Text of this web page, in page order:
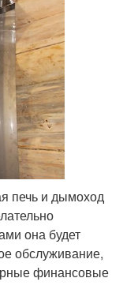
печь и дымоход
она будет
обслуживание,
финансовые